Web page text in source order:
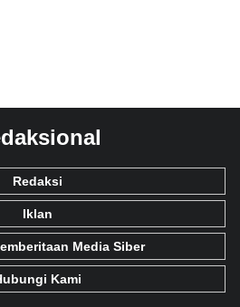
Redaksi
Iklan
Media Siber
Kami